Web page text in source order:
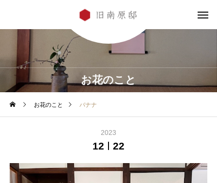
お花のこと
お花のこと バナナ
2023
12 22